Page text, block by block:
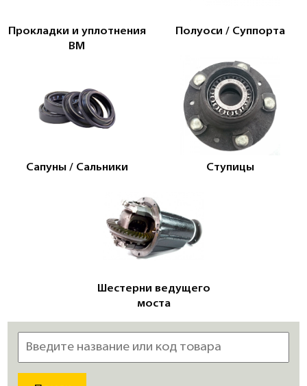
Прокладки и уплотнения
ВМ
Полуоси / Суппорта
Сапуны / Сальники Ступицы
Шестерни ведущего
моста